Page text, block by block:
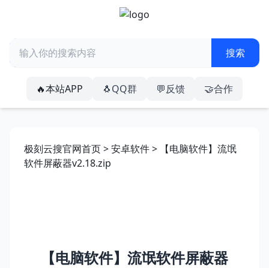
🔥本站APP 🐧QQ群 💬反馈 🤝合作
极刻云搜官网首页>安卓软件> 【电脑软件】流氓
软件屏蔽器v2.18.zip
【电脑软件】流氓软件屏蔽器